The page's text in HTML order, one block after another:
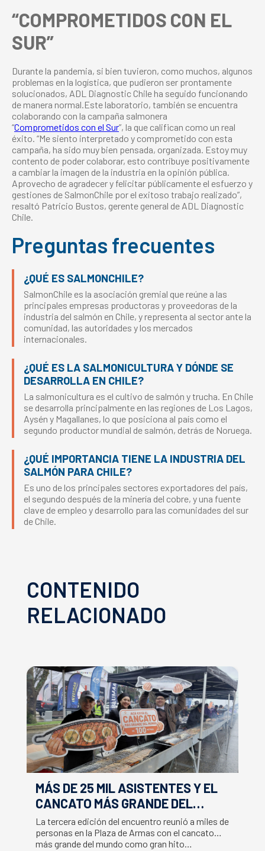
“COMPROMETIDOS CON EL
SUR”
Durante la pandemia, si bien tuvieron, como muchos, algunos
problemas en la logística, que pudieron ser prontamente
solucionados, ADL Diagnostic Chile ha seguido funcionando
de manera normal.Este laboratorio, también se encuentra
colaborando con la campaña salmonera
“Comprometidos con el Sur”, la que califican como un real
éxito. “Me siento interpretado y comprometido con esta
campaña, ha sido muy bien pensada, organizada. Estoy muy
contento de poder colaborar, esto contribuye positivamente
a cambiar la imagen de la industria en la opinión pública.
Aprovecho de agradecer y felicitar públicamente el esfuerzo y
gestiones de SalmonChile por el exitoso trabajo realizado”,
resaltó Patricio Bustos, gerente general de ADL Diagnostic
Chile.
Preguntas frecuentes
¿QUÉ ES SALMONCHILE?
SalmonChile es la asociación gremial que reúne a las
principales empresas productoras y proveedoras de la
industria del salmón en Chile, y representa al sector ante la
comunidad, las autoridades y los mercados
internacionales.
¿QUÉ ES LA SALMONICULTURA Y DÓNDE SE
DESARROLLA EN CHILE?
La salmonicultura es el cultivo de salmón y trucha. En Chile
se desarrolla principalmente en las regiones de Los Lagos,
Aysén y Magallanes, lo que posiciona al país como el
segundo productor mundial de salmón, detrás de Noruega.
¿QUÉ IMPORTANCIA TIENE LA INDUSTRIA DEL
SALMÓN PARA CHILE?
Es uno de los principales sectores exportadores del país,
el segundo después de la minería del cobre, y una fuente
clave de empleo y desarrollo para las comunidades del sur
de Chile.
CONTENIDO
RELACIONADO
MÁS DE 25 MIL ASISTENTES Y EL
CANCATO MÁS GRANDE DEL
MUNDO MARCAN EXITOSO CIERRE
DE LA SEMANA DEL SALMÓN
La tercera edición del encuentro reunió a miles de
personas en la Plaza de Armas con el cancato
más grande del mundo como gran hito…